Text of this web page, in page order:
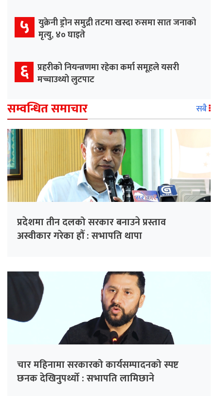
५
युक्रेनी ड्रोन समुद्री तटमा खस्दा रुसमा सात जनाको
मृत्यु, ४० घाइते
६ प्रहरीको नियन्त्रणमा रहेका कर्मा समूहले यसरी
मच्चाउथ्यो लुटपाट
सम्वन्धित समाचार सबै
प्रदेशमा तीन दलको सरकार बनाउने प्रस्ताव
अस्वीकार गरेका हौँ : सभापति थापा
चार महिनामा सरकारको कार्यसम्पादनको स्पष्ट
छनक देखिनुपर्थ्यो : सभापति लामिछाने